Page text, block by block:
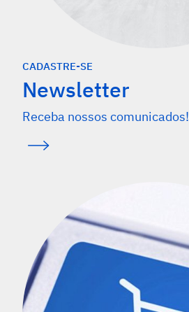
CADASTRE-SE
Newsletter
Receba nossos comunicados!